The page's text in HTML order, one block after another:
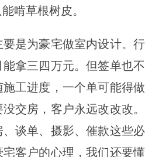
啃草根树皮。
是为豪宅做室内设计。行
拿三四万元。但签单也不
工进度，一个单可能得做
交房，客户永远改改改。
谈单、摄影、催款这些必
客户的心理，我们还要懂